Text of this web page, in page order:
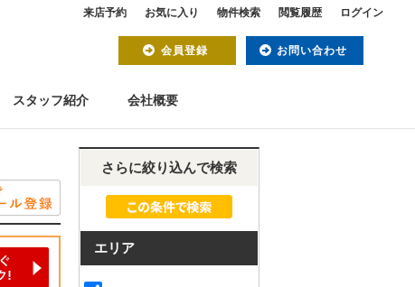
来店予約 お気に入り 物件検索 閲覧履歴 ログイン
会員登録 お問い合わせ
スタッフ紹介 会社概要
さらに絞り込んで検索
エリア